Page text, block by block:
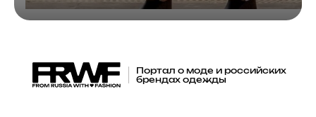
Портал о моде и российских
брендах одежды